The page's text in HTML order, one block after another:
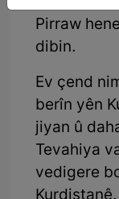
Pirraw
dibin.
Ev çend
berîn yên
jiyan û
Tevahiya
vedigere